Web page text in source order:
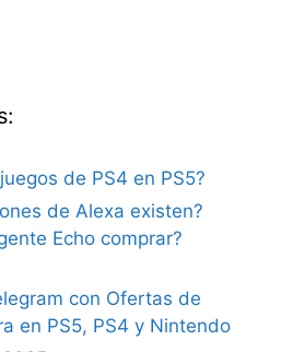
de PS4 en PS5?
de Alexa existen?
Echo comprar?
con Ofertas de
en PS5, PS4 y Nintendo